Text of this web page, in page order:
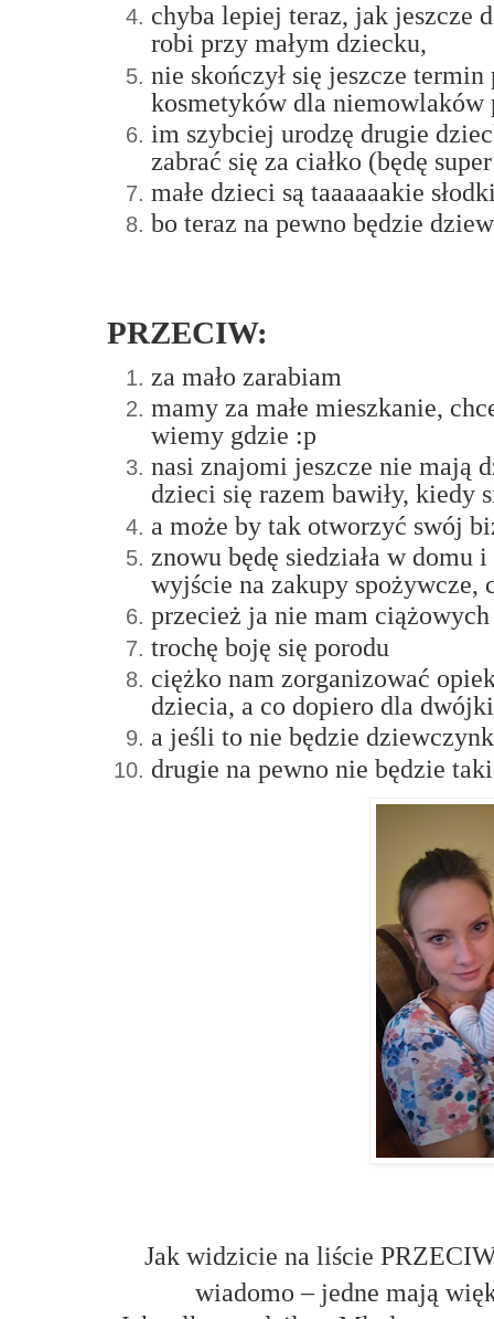
chyba lepiej teraz, jak jeszcze
robi przy małym dziecku,
nie skończył się jeszcze
kosmetyków dla
im szybciej urodzę drugie
zabrać się za ciałko (będę
małe dzieci są taaaaaakie
bo teraz na pewno będzie
PRZECIW:
za mało zarabiam
mamy za małe mieszkanie,
wiemy gdzie :p
nasi znajomi jeszcze nie mają
dzieci się razem bawiły, kiedy
a może by tak otworzyć swój
znowu będę siedziała w
wyjście na zakupy spożywcze,
przecież ja nie mam
trochę boję się porodu
ciężko nam zorganizować
dziecia, a co dopiero dla
a jeśli to nie będzie
drugie na pewno nie będzie
Jak widzicie na liście
wiadomo – jedne mają